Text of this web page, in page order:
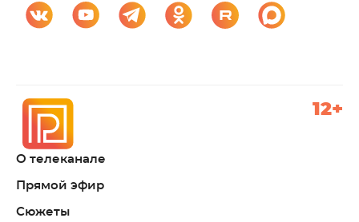
О телеканале
Прямой эфир
Сюжеты
12+